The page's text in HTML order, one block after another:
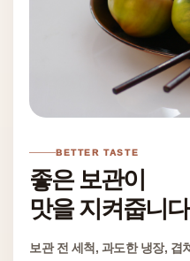
BETTER TASTE
좋은 보관이
맛을 지켜줍니다
보관 전 세척, 과도한 냉장, 겹